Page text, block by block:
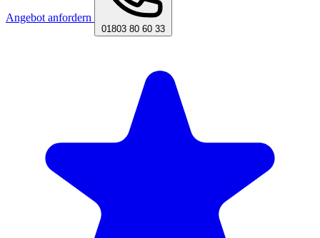
Angebot anfordern
01803 80 60 33